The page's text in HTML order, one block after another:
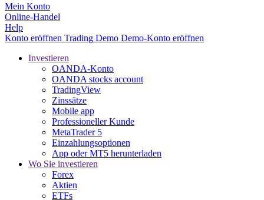
Mein Konto
Online-Handel
Help
Konto eröffnen Trading Demo Demo-Konto eröffnen
Investieren
OANDA-Konto
OANDA stocks account
TradingView
Zinssätze
Mobile app
Professioneller Kunde
MetaTrader 5
Einzahlungsoptionen
App oder MT5 herunterladen
Wo Sie investieren
Forex
Aktien
ETFs